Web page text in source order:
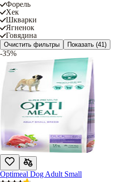
Форель
Хек
Шкварки
Ягненок
Говядина
Очистить фильтры Показать (41)
-35%
Optimeal Dog Adult Small